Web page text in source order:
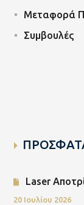
Μεταφορά
Συμβουλές
Laser
20 Ιουλίου 2026